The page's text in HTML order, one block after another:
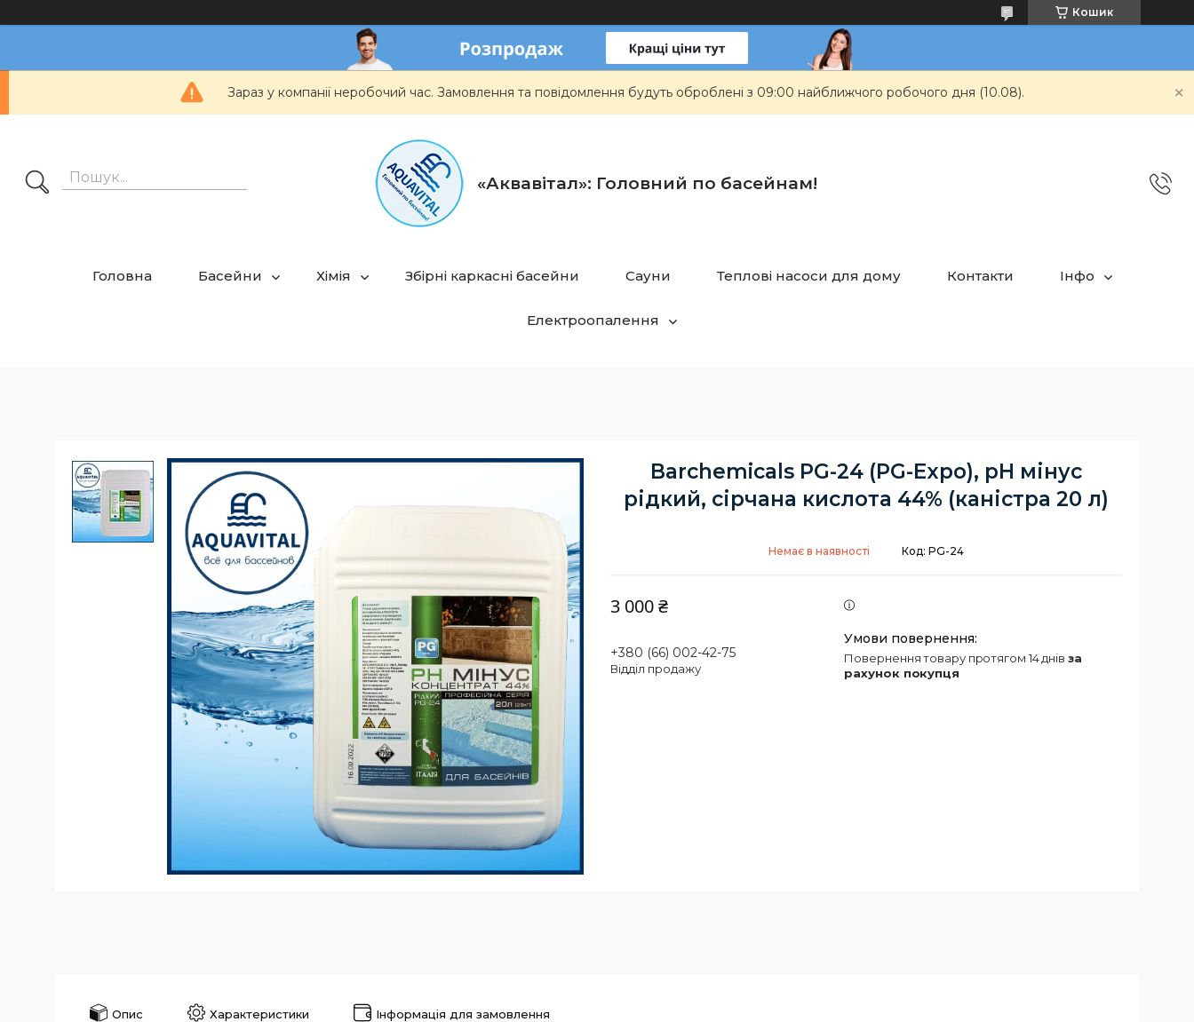
Кошик
Зараз у компанії неробочий час. Замовлення та повідомлення будуть оброблені з 09:00 найближчого робочого дня (10.08).
«Аквавітал»: Головний по басейнам!
Головна Басейни Хімія Збірні каркасні басейни Сауни Теплові насоси для дому Контакти Інфо
Електроопалення
Barchemicals PG-24 (PG-Expo), pH мінус
рідкий, сірчана кислота 44% (каністра 20 л)
Немає в наявності Код: PG-24
3 000 ₴
+380 (66) 002-42-75
Відділ продажу
повернення товару протягом 14 днів за
рахунок покупця
Опис Характеристики Інформація для замовлення